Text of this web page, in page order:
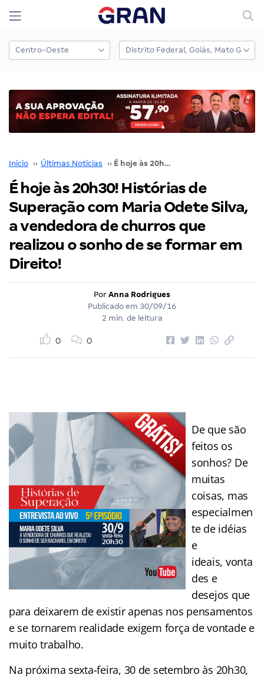
Início ›› Últimas Notícias ›› É hoje às 20h30! Histórias de Superação com Maria Odete Silva, a vendedora de churros que realizou o sonho de se formar em Direito!
É hoje às 20h30! Histórias de
Superação com Maria Odete Silva,
a vendedora de churros que
realizou o sonho de se formar em
Direito!
Por Anna Rodrigues
Publicado em 30/09/16
2 min. de leitura
0 0
De que são
feitos os
sonhos? De
muitas
coisas, mas
especialmen
te de idéias
e
ideais, vonta
des e
desejos que
para deixarem de existir apenas nos pensamentos
e se tornarem realidade exigem força de vontade e
muito trabalho.
Na próxima sexta-feira, 30 de setembro às 20h30,